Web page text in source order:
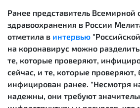
Ранее представитель Всемирной
здравоохранения в России
отметила в интервью
на коронавирус можно
те, которые проверяют,
сейчас, и те, которые проверяют,
инфицирован ранее. "Несмотря
надежны, они требуют